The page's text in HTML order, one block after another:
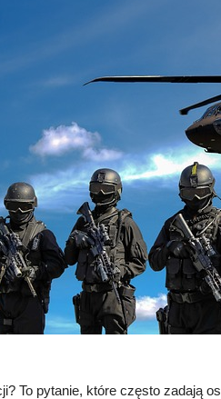
To pytanie, które często zadają